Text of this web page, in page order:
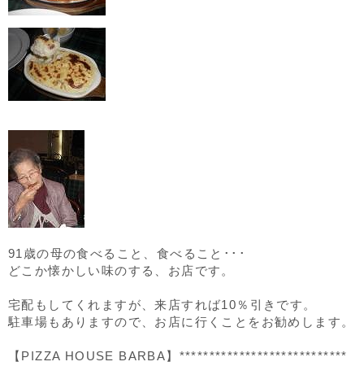
91歳の母の食べること、食べること･･･
どこか懐かしい味のする、お店です。
宅配もしてくれますが、来店すれば10％引きです。
駐車場もありますので、お店に行くことをお勧めします。
【PIZZA HOUSE BARBA】****************************